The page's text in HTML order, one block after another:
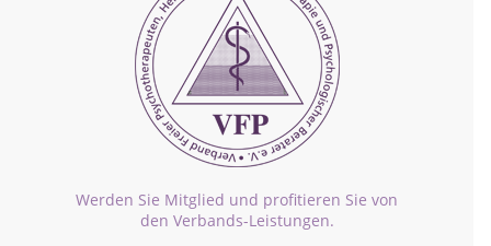
Werden Sie Mitglied und profitieren Sie von
den Verbands-Leistungen.